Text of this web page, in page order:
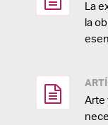
La
la
Arte